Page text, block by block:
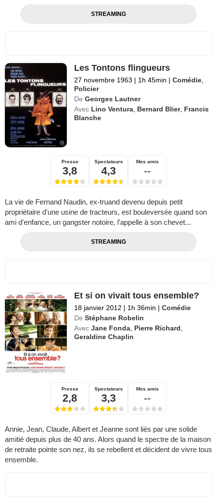
STREAMING
Les Tontons flingueurs
27 novembre 1963 | 1h 45min | Comédie
Policier
De Georges Lautner
Avec Lino Ventura Bernard Blier, Francis
Blanche
Presse
3,8
Spectateurs
4,3
Mes amis
--
La vie de Fernand Naudin, ex-truand devenu depuis petit
propriétaire d'une usine de tracteurs, est bouleversée quand son
ami d'enfance, un gangster notoire, l'appelle à son chevet...
STREAMING
Et si on vivait tous ensemble?
18 janvier 2012 | 1h 36min | Comédie
De Stéphane Robelin
Avec Jane Fonda Pierre Richard
Geraldine Chaplin
Presse
2,8
Spectateurs
3,3
Mes amis
--
Annie, Jean, Claude, Albert et Jeanne sont liés par une solide
amitié depuis plus de 40 ans. Alors quand le spectre de la maison
de retraite pointe son nez, ils se rebellent et décident de vivre tous
ensemble.